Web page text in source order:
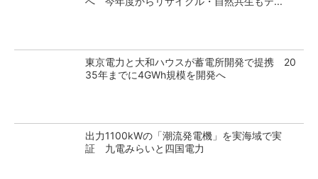
東京電力と大和ハウスが蓄電所開発で提携 20
35年までに4GWh規模を開発へ
出力1100kWの「潮流発電機」を実海域で実
証 九電みらいと四国電力